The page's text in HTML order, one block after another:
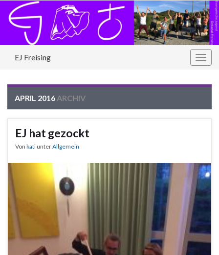
EJ Freising
APRIL 2016 ARCHIV
EJ hat gezockt
Von katiunterAllgemein